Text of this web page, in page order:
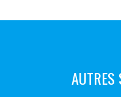
AUTRES